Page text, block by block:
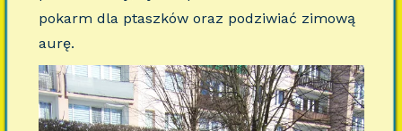
pokarm dla ptaszków oraz podziwiać zimową
aurę.